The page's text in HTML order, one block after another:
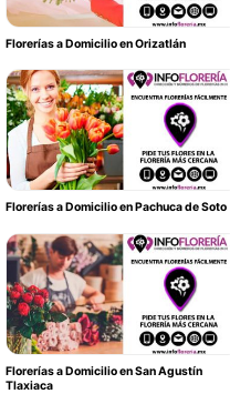
Florerías a Domicilio en Orizatlán
Florerías a Domicilio en Pachuca de Soto
Florerías a Domicilio en San Agustín
Tlaxiaca